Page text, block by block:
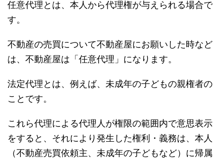
任意代理とは、本人から代理権が与えられる場合で
す。
不動産の売買について不動産屋にお願いした時など
は、不動産屋は「任意代理」になります。
法定代理とは、例えば、未成年の子どもの親権者の
ことです。
これら代理による代理人が権限の範囲内で意思表示
をすると、それにより発生した権利・義務は、本人
（不動産売買依頼主、未成年の子どもなど）に帰属